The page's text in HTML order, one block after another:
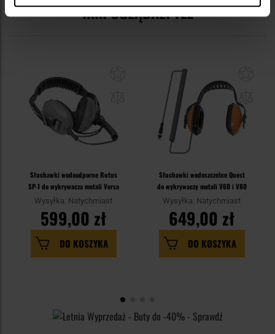
INNI OGLĄDALI TEŻ
Słuchawki wodoodporne Rutus
SP-1 do wykrywacza metali Versa
Wysyłka: Natychmiast
599,00 zł
DO KOSZYKA
Słuchawki wodoszczelne Quest
do wykrywaczy metali V60 i V80
Wysyłka: Natychmiast
649,00 zł
DO KOSZYKA